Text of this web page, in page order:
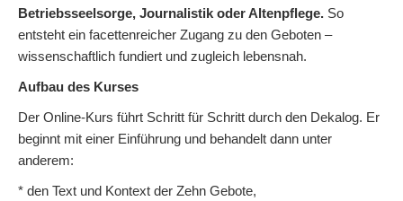
Betriebsseelsorge, Journalistik oder Altenpflege. So
entsteht ein facettenreicher Zugang zu den Geboten –
wissenschaftlich fundiert und zugleich lebensnah.
Aufbau des Kurses
Der Online-Kurs führt Schritt für Schritt durch den Dekalog. Er
beginnt mit einer Einführung und behandelt dann unter
anderem:
* den Text und Kontext der Zehn Gebote,